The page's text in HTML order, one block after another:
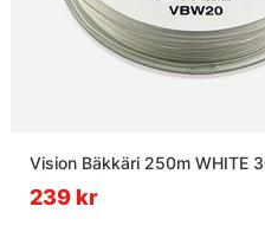
Vision Bäkkäri 250m WHITE
239 kr